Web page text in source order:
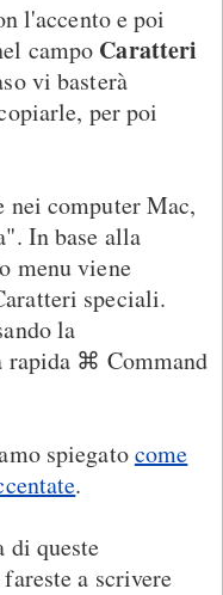
l'accento e poi
campo Caratteri
vi basterà
per poi
nei computer Mac,
In base alla
menu viene
speciali.
la
rapida ⌘ Command
spiegatocome
.
di queste
a scrivere